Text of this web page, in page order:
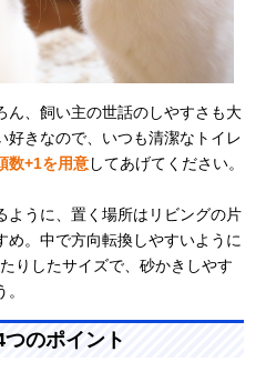
ん、飼い主の世話のしやすさも大
好きなので、いつも清潔なトイレ
数+1を用意してあげてください。
ように、置く場所はリビングの片
め。中で方向転換しやすいように
りしたサイズで、砂かきしやす
のポイント